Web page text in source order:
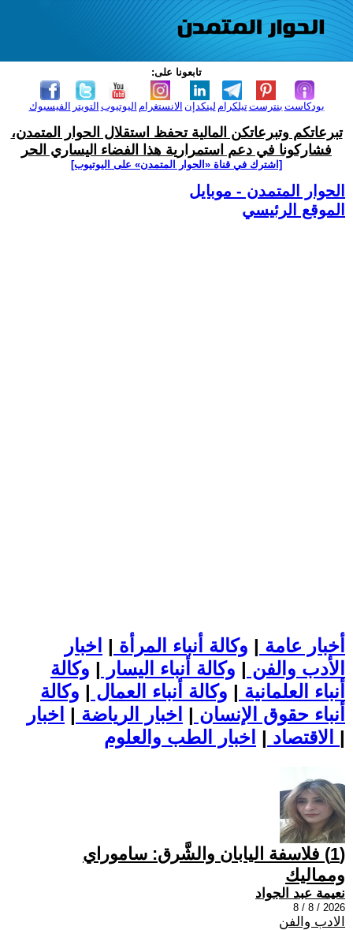
تابعونا على:
الفيسبوك التويتر اليوتيوب الانستغرام لينكدإن تيلكرامبنترست بودكاست
تبرعاتكم وتبرعاتكن المالية تحفظ استقلال الحوار المتمدن،
فشاركونا في دعم استمرارية هذا الفضاء اليساري الحر
[اشترك في قناة ‫«الحوار المتمدن» على اليوتيوب]
الحوار المتمدن - موبايل
الموقع الرئيسي
أخبار عامة | وكالة أنباء المرأة | اخبار
الأدب والفن | وكالة أنباء اليسار | وكالة
أنباء العلمانية | وكالة أنباء العمال | وكالة
أنباء حقوق الإنسان | اخبار الرياضة | اخبار
الاقتصاد | |
(1) فلاسفة اليابان والشَّرق: ساموراي
ومماليك
نعيمة عبد الجواد
2026 / 8 / 8
الادب والفن